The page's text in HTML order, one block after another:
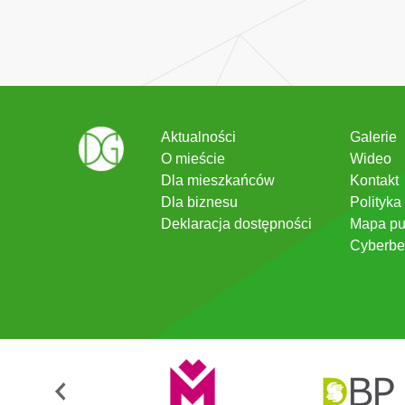
Aktualności
O mieście
Dla mieszkańców
Dla biznesu
Deklaracja dostępności
Galerie
Wideo
Kontakt
Mapa